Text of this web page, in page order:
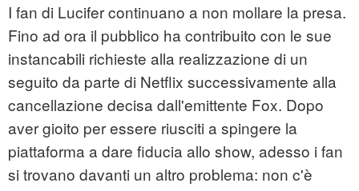
I fan di Lucifer continuano a non mollare la presa.
Fino ad ora il pubblico ha contribuito con le sue
instancabili richieste alla realizzazione di un
seguito da parte di Netflix successivamente alla
cancellazione decisa dall'emittente Fox. Dopo
aver gioito per essere riusciti a spingere la
piattaforma a dare fiducia allo show, adesso i fan
si trovano davanti un altro problema: non c'è